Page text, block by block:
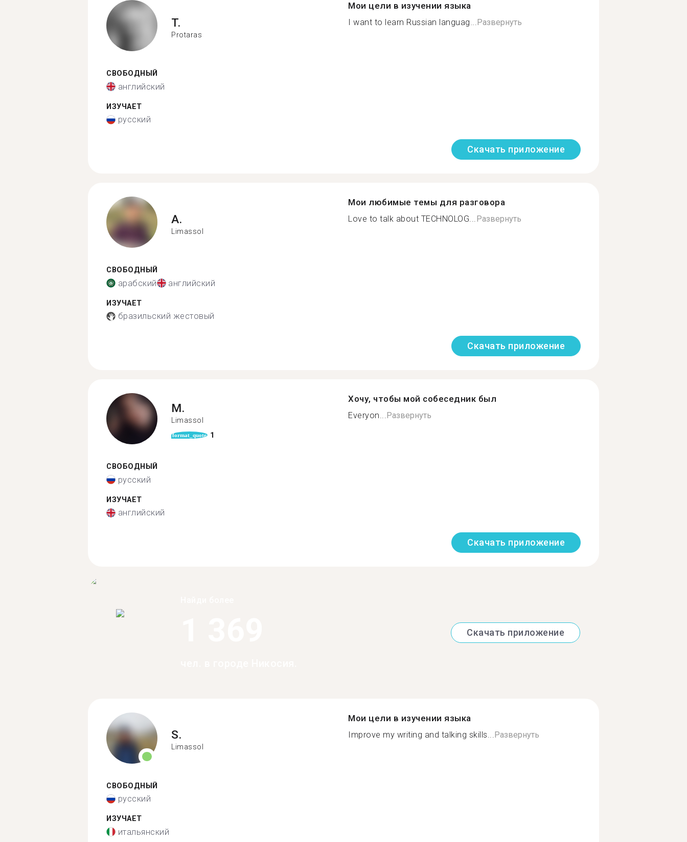
T.
Protaras
СВОБОДНЫЙ
английский
ИЗУЧАЕТ
русский
Мои цели в изучении языка
I want to learn Russian languag...Развернуть
Скачать приложение
A.
Limassol
СВОБОДНЫЙ
арабский английский
ИЗУЧАЕТ
бразильский жестовый
Мои любимые темы для разговора
Love to talk about TECHNOLOG...Развернуть
Скачать приложение
M.
Limassol
format_quote 1
СВОБОДНЫЙ
русский
ИЗУЧАЕТ
английский
Хочу, чтобы мой собеседник был
Everyon...Развернуть
Скачать приложение
Скачать приложение
S.
Limassol
СВОБОДНЫЙ
русский
ИЗУЧАЕТ
итальянский
Мои цели в изучении языка
Improve my writing and talking skills... Развернуть